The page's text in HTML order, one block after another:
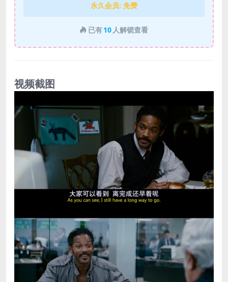
永久会员: 免费
已有10 人解锁查看
视频截图